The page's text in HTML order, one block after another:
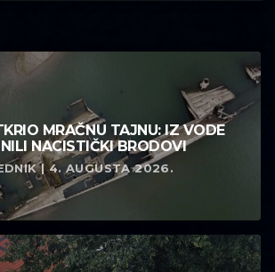
MRAČNU TAJNU: IZ VODE
NACISTIČKI BRODOVI
| 4. AUGUSTA 2026.